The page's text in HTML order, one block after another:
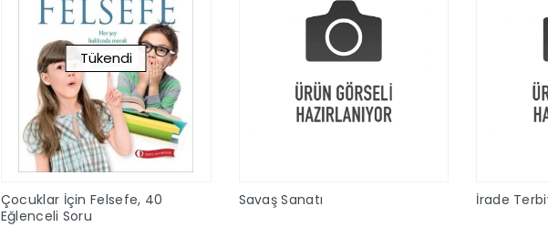
Tükendi
Çocuklar İçin Felsefe, 40
Eğlenceli Soru
Savaş Sanatı İrade